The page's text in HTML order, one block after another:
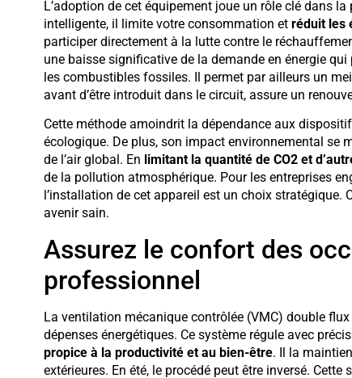
L’adoption de cet équipement joue un rôle clé dans
intelligente, il limite votre consommation et réduit les
participer directement à la lutte contre le
une baisse significative de la demande en énergie
les combustibles fossiles. Il permet par ailleurs un
avant d’être introduit dans le circuit, assure un
Cette méthode amoindrit la dépendance aux
écologique. De plus, son impact environnemental se
de l’air global. En limitant la quantité de CO2 et
de la pollution atmosphérique. Pour les entreprises
l’installation de cet appareil est un choix stratégique.
avenir sain.
Assurez le confort des
professionnel
La ventilation mécanique contrôlée (VMC) double
dépenses énergétiques. Ce système régule avec
propice à la productivité et au bien-être. Il la
extérieures. En été, le procédé peut être inversé.